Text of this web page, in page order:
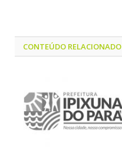
CONTEÚDO RELACIONADO